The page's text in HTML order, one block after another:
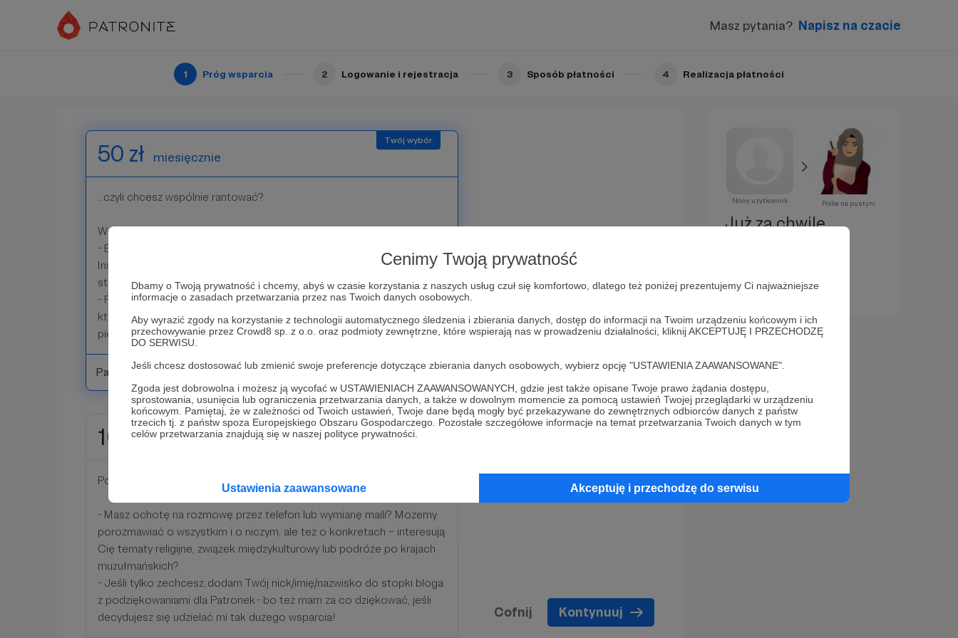
Cenimy Twoją prywatność
Dbamy o Twoją prywatność i chcemy, abyś w czasie korzystania z naszych usług czuł się komfortowo, dlatego też poniżej prezentujemy Ci najważniejsze
informacje o zasadach przetwarzania przez nas Twoich danych osobowych.
Aby wyrazić zgody na korzystanie z technologii automatycznego śledzenia i zbierania danych, dostęp do informacji na Twoim urządzeniu końcowym i ich
przechowywanie przez Crowd8 sp. z o.o. oraz podmioty zewnętrzne, które wspierają nas w prowadzeniu działalności, kliknij AKCEPTUJĘ I PRZECHODZĘ
DO SERWISU.
Jeśli chcesz dostosować lub zmienić swoje preferencje dotyczące zbierania danych osobowych, wybierz opcję "USTAWIENIA ZAAWANSOWANE".
Zgoda jest dobrowolna i możesz ją wycofać w USTAWIENIACH ZAAWANSOWANYCH, gdzie jest także opisane Twoje prawo żądania dostępu,
sprostowania, usunięcia lub ograniczenia przetwarzania danych, a także w dowolnym momencie za pomocą ustawień Twojej przeglądarki w urządzeniu
końcowym. Pamiętaj, że w zależności od Twoich ustawień, Twoje dane będą mogły być przekazywane do zewnętrznych odbiorców danych z państw
trzecich tj. z państw spoza Europejskiego Obszaru Gospodarczego. Pozostałe szczegółowe informacje na temat przetwarzania Twoich danych w tym
celów przetwarzania znajdują się w naszej polityce prywatności.
Ustawienia zaawansowane Akceptuję i przechodzę do serwisu
Masz pytania? Napisz na czacie
1 Próg wsparcia 2 Logowanie i rejestracja 3 Sposób płatności 4 Realizacja płatności
chcesz okazać jeszcze więcej wsparcia? Nawet nie wiesz, ile dodaje
50 zł miesięcznie
…czyli chcesz wspólnie rantować?
Wchodzimy w bliską relację, zatem:
- Będziemy w regularnym, osobistym kontakcie - zaobserwuję Cię na
Instagramie, przez co będziesz mieć możliwość odpowiadania na moje
stories.
- Przerzucam Twój profil na Instagramie do zakładki “główne”, wśród
których mam osoby, z którymi utrzymuję regularny kontakt i w
pierwszej kolejności odpisuję na ich wiadomości.
Patroni: 3
100 zł miesięcznie
Poznajemy się bliżej!
- Masz ochotę na rozmowę przez telefon lub wymianę maili? Możemy
porozmawiać o wszystkim i o niczym, ale też o konkretach – interesują
Cię tematy religijne, związek międzykulturowy lub podróże po krajach
muzułmańskich?
- Jeśli tylko zechcesz, dodam Twój nick/imię/nazwisko do stopki bloga
z podziękowaniami dla Patronek - bo też mam za co dziękować, jeśli
decydujesz się udzielać mi tak dużego wsparcia!
Cofnij Kontynuuj
Nowy użytkownik Polka na pustyni
Już za chwilę